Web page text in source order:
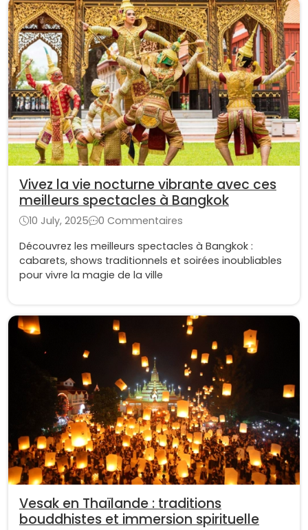
Vivez la vie nocturne vibrante avec ces
meilleurs spectacles à Bangkok
10 July, 2025
0 Commentaires
Découvrez les meilleurs spectacles à Bangkok :
cabarets, shows traditionnels et soirées inoubliables
pour vivre la magie de la ville
Vesak en Thaïlande : traditions
bouddhistes et immersion spirituelle